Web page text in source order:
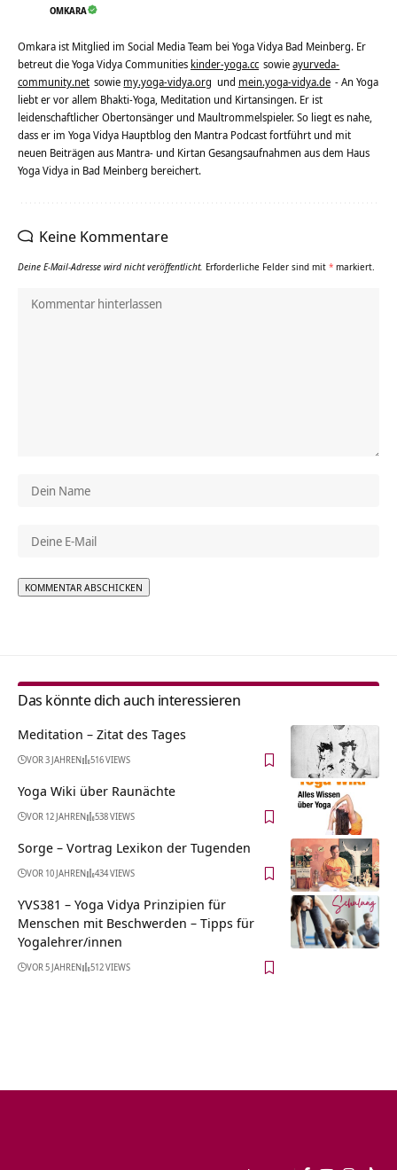
OMKARA
Omkara ist Mitglied im Social Media Team bei Yoga Vidya Bad Meinberg. Er
betreut die Yoga Vidya Communities kinder-yoga.cc sowieayurveda-
community.net sowie my.yoga-vidya.org und mein.yoga-vidya.de - An Yoga
liebt er vor allem Bhakti-Yoga, Meditation und Kirtansingen. Er ist
leidenschaftlicher Obertonsänger und Maultrommelspieler. So liegt es nahe,
dass er im Yoga Vidya Hauptblog den Mantra Podcast fortführt und mit
neuen Beiträgen aus Mantra- und Kirtan Gesangsaufnahmen aus dem Haus
Yoga Vidya in Bad Meinberg bereichert.
Keine Kommentare
Deine E-Mail-Adresse wird nicht veröffentlicht. Erforderliche Felder sind mit * markiert.
Das könnte dich auch interessieren
Meditation – Zitat des Tages
VOR 3 JAHREN 516 VIEWS
Yoga Wiki über Raunächte
VOR 12 JAHREN 538 VIEWS
Sorge – Vortrag Lexikon der Tugenden
VOR 10 JAHREN 434 VIEWS
YVS381 – Yoga Vidya Prinzipien für
Menschen mit Beschwerden – Tipps für
Yogalehrer/innen
VOR 5 JAHREN 512 VIEWS